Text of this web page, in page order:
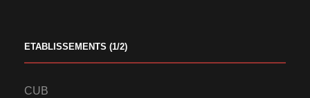
ETABLISSEMENTS (1/2)
CUB